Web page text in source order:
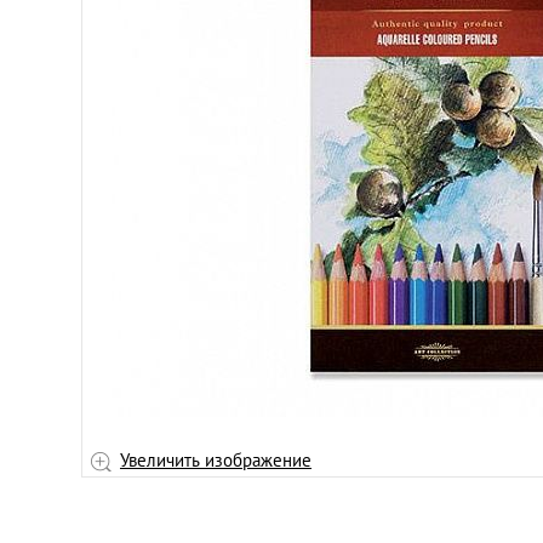
Увеличить изображение